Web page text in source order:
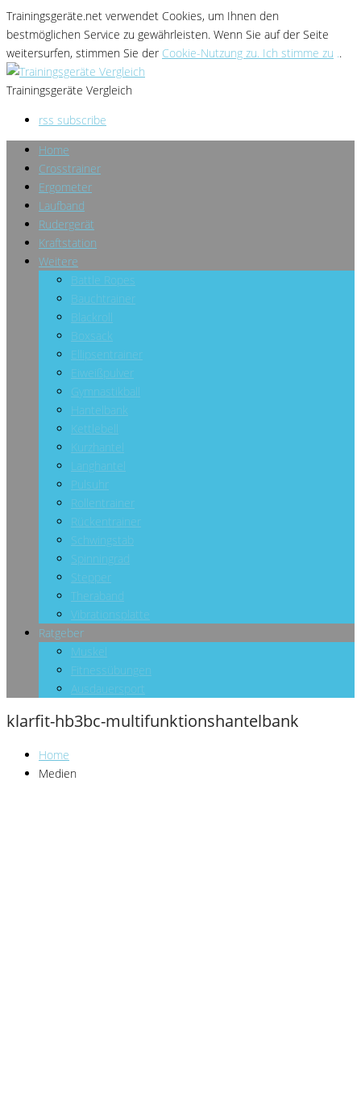
Trainingsgeräte.net verwendet Cookies, um Ihnen den
bestmöglichen Service zu gewährleisten. Wenn Sie auf der Seite
weitersurfen, stimmen Sie der Cookie-Nutzung zu. Ich stimme zu ..
Trainingsgeräte Vergleich
rss subscribe
Home
Crosstrainer
Ergometer
Laufband
Rudergerät
Kraftstation
Weitere
Battle Ropes
Bauchtrainer
Blackroll
Boxsack
Ellipsentrainer
Eiweißpulver
Gymnastikball
Hantelbank
Kettlebell
Kurzhantel
Langhantel
Pulsuhr
Rollentrainer
Rückentrainer
Schwingstab
Spinningrad
Stepper
Theraband
Vibrationsplatte
Ratgeber
Muskel
Fitnessübungen
Ausdauersport
klarfit-hb3bc-multifunktionshantelbank
Home
Medien